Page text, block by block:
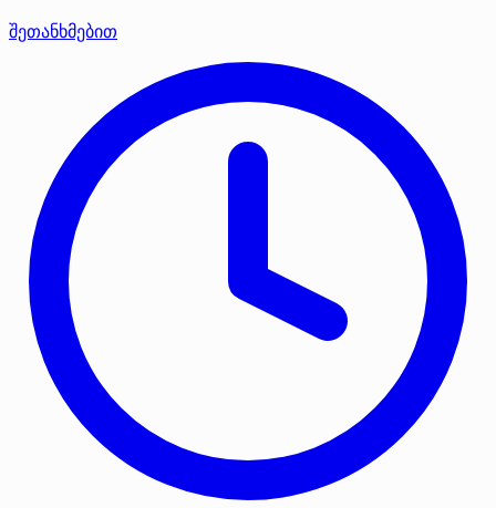
შეთანხმებით